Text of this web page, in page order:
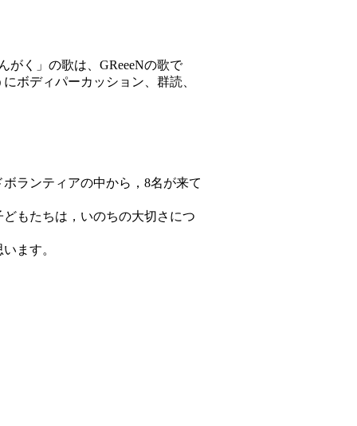
く」の歌は、GReeeNの歌で
ボディパーカッション、群読、
ランティアの中から，8名が来て
もたちは，いのちの大切さにつ
ます。